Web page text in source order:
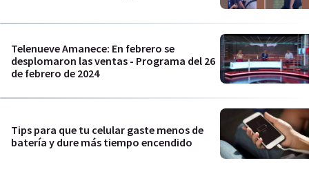
Telenueve Amanece: En febrero se
desplomaron las ventas - Programa del 26
de febrero de 2024
Tips para que tu celular gaste menos de
batería y dure más tiempo encendido